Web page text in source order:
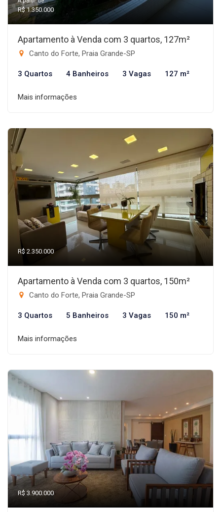
R$ 1.350.000
Apartamento à Venda com 3 quartos, 127m²
Canto do Forte, Praia Grande-SP
3 Quartos 4 Banheiros 3 Vagas 127 m²
Mais informações
R$ 2.350.000
Apartamento à Venda com 3 quartos, 150m²
Canto do Forte, Praia Grande-SP
3 Quartos 5 Banheiros 3 Vagas 150 m²
Mais informações
R$ 3.900.000